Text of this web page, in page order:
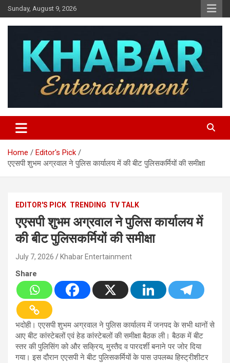
Skip
to
content
Sunday, August 9, 2026
Khabar Entertainment
Home
Editor's Pick
एएसपी शुभम अग्रवाल ने पुलिस कार्यालय में की बीट पुलिसकर्मियों की समीक्षा
EDITOR'S PICK TRENDING TV TALK
एएसपी शुभम अग्रवाल ने पुलिस कार्यालय में
की बीट पुलिसकर्मियों की समीक्षा
July 7, 2026 Khabar Entertainment
Share
भदोही। एएसपी शुभम अग्रवाल ने पुलिस कार्यालय में जनपद के सभी थानों से
आए बीट कांस्टेबलों एवं हेड कांस्टेबलों की समीक्षा बैठक ली। बैठक में बीट
स्तर की पुलिसिंग को और सक्रिय, मुस्तैद व पारदर्शी बनाने पर जोर दिया
गया। इस दौरान एएसपी ने बीट पुलिसकर्मियों के पास उपलब्ध हिस्ट्रीशीटर